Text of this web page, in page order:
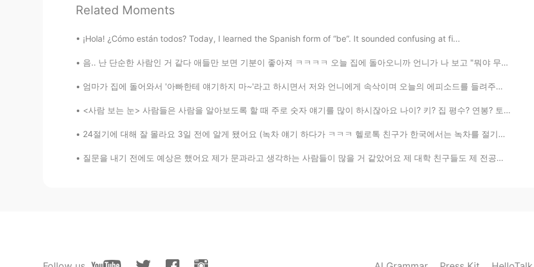
Comments
Jack 2019.05.16 20:59
올리 2019.05.16 15:00
Related Moments
¡Hola! ¿Cómo están todos? Today, I learned the Spanish form of “be”. It sounded confusing at fi...
음.. 난 단순한 사람인 거 같다 애들만 보면 기분이 좋아져 ㅋㅋㅋㅋ 오늘 집에 돌아오니까 언니가 나 보고 "뭐야 무슨 좋은 일 있었어? 아침에는 안 좋은 표정으로 계속 s...
엄마가 집에 돌어와서 '아빠한테 얘기하지 마~'라고 하시면서 저와 언니에게 속삭이며 오늘의 에피소드를 들려주셨다 엄마는 오늘 동네 편의점에 들렸었나보다 그리고 어느 낯선 젊...
<사람 보는 눈> 사람들은 사람을 알아보도록 할 때 주로 숫자 얘기를 많이 하시잖아요 나이? 키? 집 평수? 연봉? 토익 점수? 등등 그런데 그런 걸 알아봤자 솔직히 그 ...
24절기에 대해 잘 몰라요 3일 전에 알게 됐어요 (녹차 얘기 하다가 ㅋㅋㅋ 헬로톡 친구가 한국에서는 녹차를 절기별로 분류한다고 해서요) 요즘 계절에 대한 글을 종종 올리고 ...
질문을 내기 전에도 예상은 했어요 제가 문과라고 생각하는 사람들이 많을 거 같았어요 제 대학 친구들도 제 전공을 자주 햇갈렸었거든요 ㅋㅋㅋ 저는 이과 전공이지만 제가 당연히...